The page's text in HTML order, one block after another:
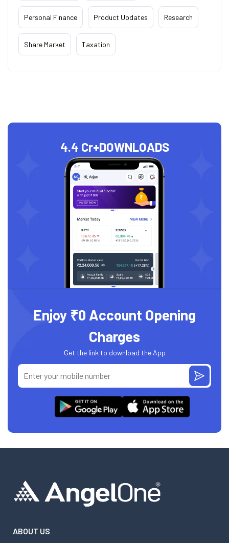
Personal Finance Product Updates Research
Share Market Taxation
4.4 Cr+DOWNLOADS
Enjoy ₹0 Account Opening
Charges
Get the link to download the App
ABOUT US